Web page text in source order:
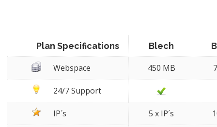
Plan Specifications Blech
Webspace 450 MB
24/7 Support
IP´s 5 x IP´s